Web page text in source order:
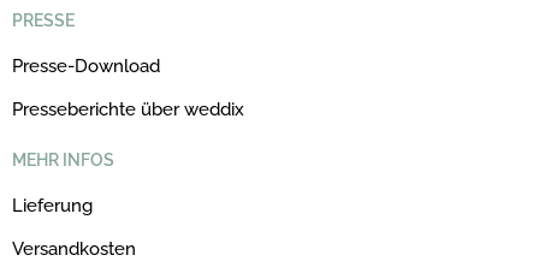
PRESSE
Presse-Download
Presseberichte über weddix
MEHR INFOS
Lieferung
Versandkosten